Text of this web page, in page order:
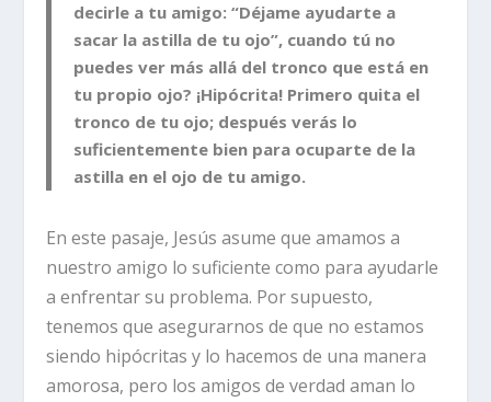
decirle a tu amigo: “Déjame ayudarte a
sacar la astilla de tu ojo”, cuando tú no
puedes ver más allá del tronco que está en
tu propio ojo? ¡Hipócrita! Primero quita el
tronco de tu ojo; después verás lo
suficientemente bien para ocuparte de la
astilla en el ojo de tu amigo.
En este pasaje, Jesús asume que amamos a
nuestro amigo lo suficiente como para ayudarle
a enfrentar su problema. Por supuesto,
tenemos que asegurarnos de que no estamos
siendo hipócritas y lo hacemos de una manera
amorosa, pero los amigos de verdad aman lo